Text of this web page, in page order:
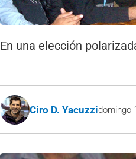
En una elección
Ciro D. Yacuzzidomingo